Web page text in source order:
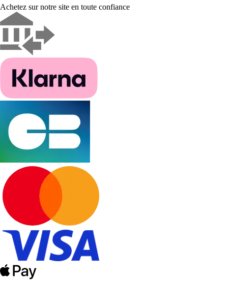
Achetez sur notre site en toute confiance